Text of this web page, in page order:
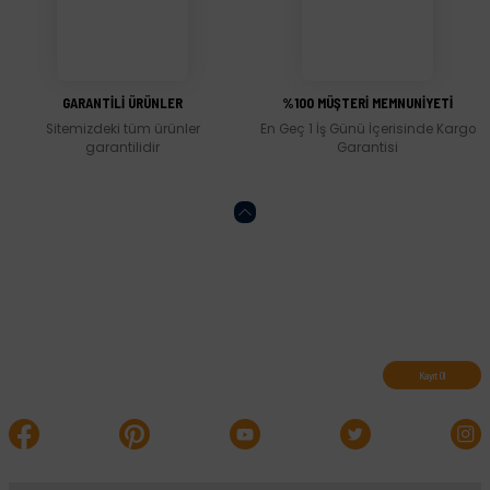
GARANTİLİ ÜRÜNLER
Sitemizdeki tüm ürünler
garantilidir
%100 MÜŞTERİ MEMNUNİYETİ
En Geç 1 İş Günü İçerisinde Kargo
Garantisi
Kayıt Ol